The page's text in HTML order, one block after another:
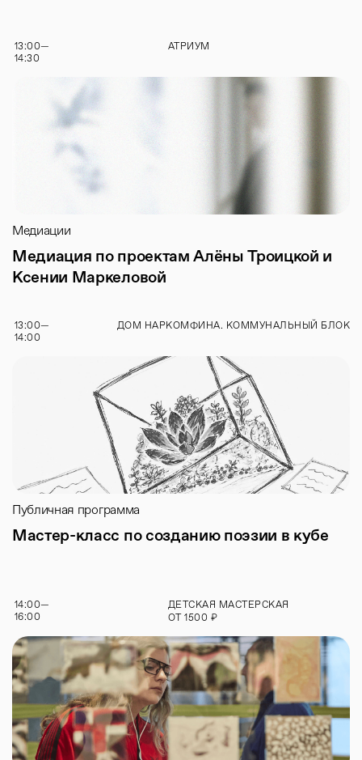
13:00—
14:30
АТРИУМ
Медиации
Медиация по проектам Алёны Троицкой и
Ксении Маркеловой
13:00—
14:00
ДОМ НАРКОМФИНА. КОММУНАЛЬНЫЙ БЛОК
Публичная программа
Мастер-класс по созданию поэзии в кубе
14:00—
16:00
ДЕТСКАЯ МАСТЕРСКАЯ
ОТ1500 ₽